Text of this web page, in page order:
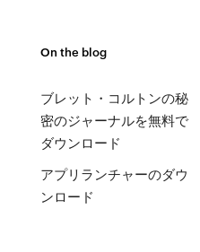
On the blog
ブレット・コルトンの秘
密のジャーナルを無料で
ダウンロード
アプリランチャーのダウ
ンロード